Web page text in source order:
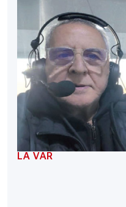
LA VAR